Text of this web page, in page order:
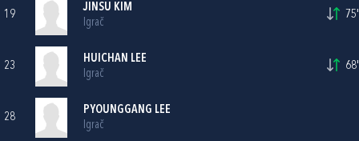
19
JINSU KIM
Igrač
75'
23
HUICHAN LEE
Igrač
68'
28
PYOUNGGANG LEE
Igrač